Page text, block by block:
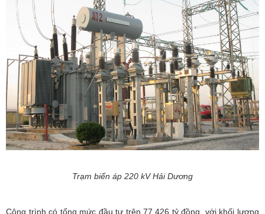
Trạm biến áp 220 kV Hải Dương
Công trình có tổng mức đầu tư trên 77,426 tỷ đồng, với khối lượng